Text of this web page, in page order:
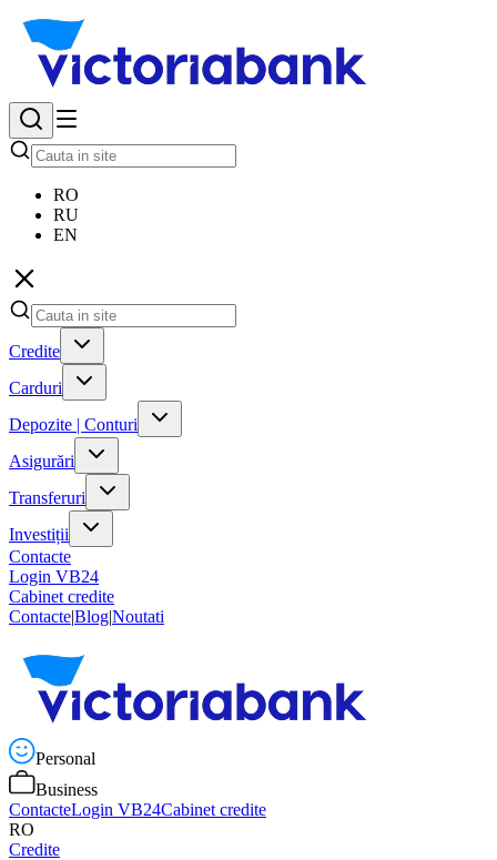
RO
RU
EN
Credite
Carduri
Depozite | Conturi
Asigurări
Transferuri
Investiții
Contacte
Login VB24
Cabinet credite
Contacte|Blog|Noutati
Personal
Business
ContacteLogin VB24Cabinet credite
RO
Credite